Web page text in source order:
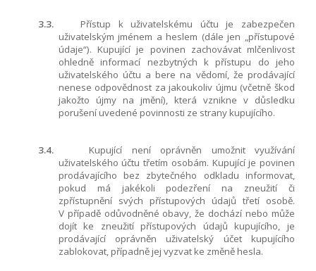
3.3.
Přístup k uživatelskému účtu je zabezpečen
uživatelským jménem a heslem (dále jen „přístupové
údaje“). Kupující je povinen zachovávat mlčenlivost
ohledně informací nezbytných k přístupu do jeho
uživatelského účtu a bere na vědomí, že prodávající
nenese odpovědnost za jakoukoliv újmu (včetně škod
jakožto újmy na jmění), která vznikne v důsledku
porušení uvedené povinnosti ze strany kupujícího.
3.4.
Kupující není oprávněn umožnit využívání
uživatelského účtu třetím osobám. Kupující je povinen
prodávajícího bez zbytečného odkladu informovat,
pokud má jakékoli podezření na zneužití či
zpřístupnění svých přístupových údajů třetí osobě.
V případě odůvodněné obavy, že dochází nebo může
dojít ke zneužití přístupových údajů kupujícího, je
prodávající oprávněn uživatelský účet kupujícího
zablokovat, případně jej vyzvat ke změně hesla.